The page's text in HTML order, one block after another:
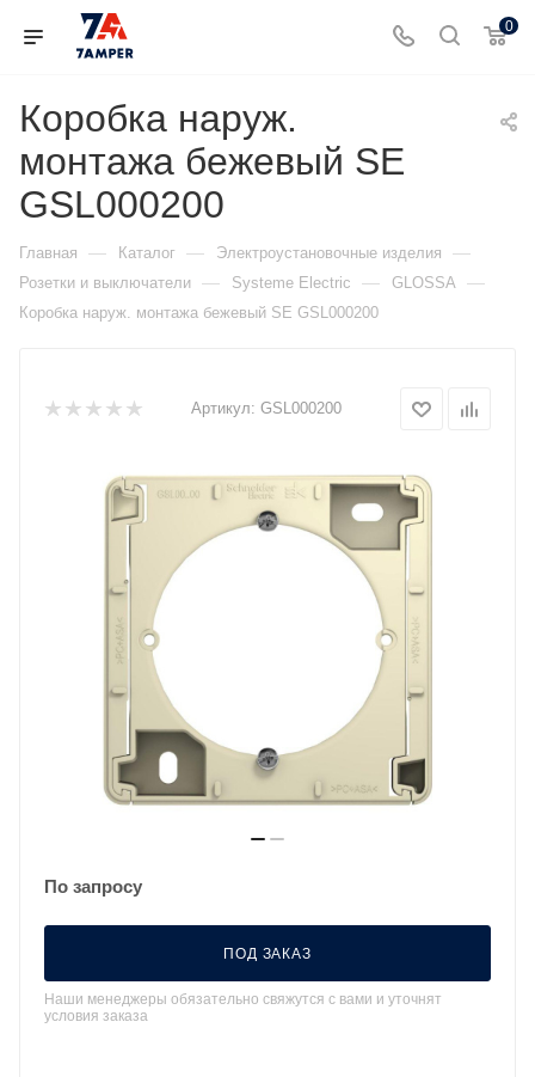
0
Коробка наруж.
монтажа бежевый SE
GSL000200
Главная — Каталог — Электроустановочные изделия —
Розетки и выключатели — Systeme Electric — GLOSSA —
Коробка наруж. монтажа бежевый SE GSL000200
Артикул: GSL000200
По запросу
ПОД ЗАКАЗ
Наши менеджеры обязательно свяжутся с вами и уточнят
условия заказа